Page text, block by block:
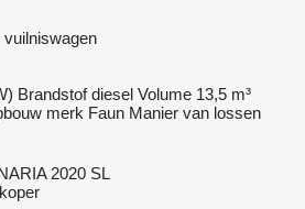
Brandstof diesel Volume 13,5 m³
merk Faun Manier van lossen
2020 SL